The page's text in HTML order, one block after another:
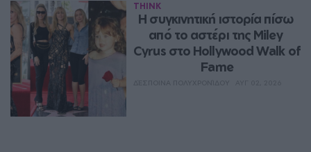
THINK
Η συγκινητική ιστορία πίσω
από το αστέρι της Miley
Cyrus στο Hollywood Walk of
Fame